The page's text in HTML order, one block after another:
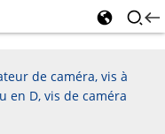
de caméra, vis à
en D, vis de caméra